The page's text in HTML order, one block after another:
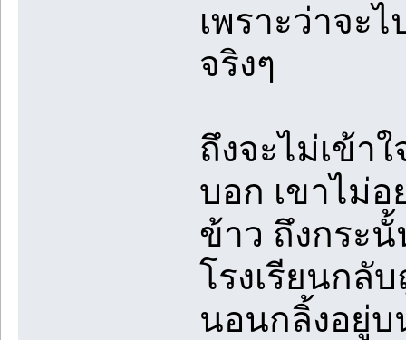
เพราะว่าจะ
จริงๆ
ถึงจะไม่เข้า
บอก เขาไม่
ข้าว ถึงกระ
โรงเรียนกลั
นอนกลิ้งอยู่บ